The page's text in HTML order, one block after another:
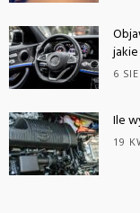
6
Ile
19